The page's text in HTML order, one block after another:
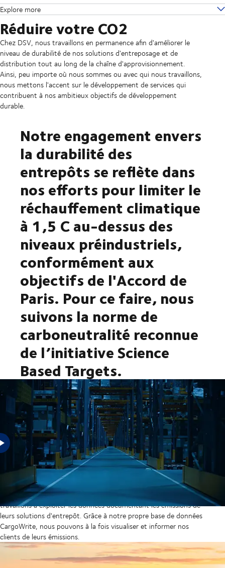
Explore more
Réduire votre CO2
Chez DSV, nous travaillons en permanence afin d'améliorer le
niveau de durabilité de nos solutions d'entreposage et de
distribution tout au long de la chaîne d'approvisionnement.
Ainsi, peu importe où nous sommes ou avec qui nous travaillons,
nous mettons l'accent sur le développement de services qui
contribuent à nos ambitieux objectifs de développement
durable.
Notre engagement envers
la durabilité des
entrepôts se reflète dans
nos efforts pour limiter le
réchauffement climatique
à 1,5 C au-dessus des
niveaux préindustriels,
conformément aux
objectifs de l'Accord de
Paris. Pour ce faire, nous
suivons la norme de
carboneutralité reconnue
de l’initiative Science
Based Targets.
Toujours soucieux de réduire les émissions
Réduire les émissions n'est pas seulement notre objectif, c'est
notre mission. Nous sommes heureux de dire que c'est la même
chose pour bon nombre de nos clients. Pour cette raison, nous
travaillons à exploiter les données documentant les émissions de
leurs solutions d'entrepôt. Grâce à notre propre base de données
CargoWrite, nous pouvons à la fois visualiser et informer nos
clients de leurs émissions.